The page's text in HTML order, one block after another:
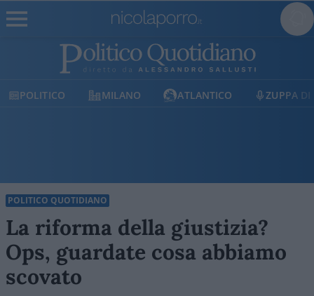
POLITICO MILANO ATLANTICO ZUPPA DI
POLITICO QUOTIDIANO
La riforma della giustizia?
Ops, guardate cosa abbiamo
scovato